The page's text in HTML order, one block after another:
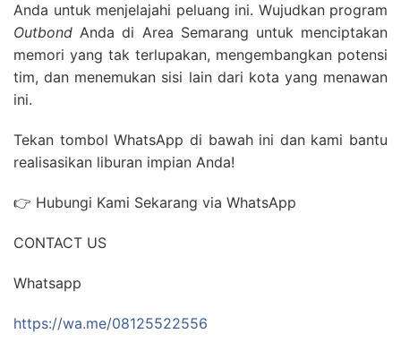
Anda untuk menjelajahi peluang ini. Wujudkan program
Outbond Anda di Area Semarang untuk menciptakan
memori yang tak terlupakan, mengembangkan potensi
tim, dan menemukan sisi lain dari kota yang menawan
ini.
Tekan tombol WhatsApp di bawah ini dan kami bantu
realisasikan liburan impian Anda!
👉 Hubungi Kami Sekarang via WhatsApp
CONTACT US
Whatsapp
https://wa.me/08125522556